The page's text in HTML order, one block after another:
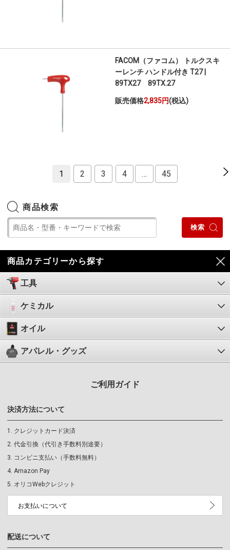
FACOM（ファコム） トルクスキ
ーレンチ ハンドル付き T27 |
89TX27 89TX.27
販売価格2,835円(税込)
1 2 3 4 … 45
商品検索
商品カテゴリーから探す
工具
ケミカル
オイル
アパレル・グッズ
ご利用ガイド
決済方法について
クレジットカード決済
代金引換（代引き手数料別途要）
コンビニ支払い（手数料無料）
Amazon Pay
オリコWebクレジット
お支払いについて
配送について